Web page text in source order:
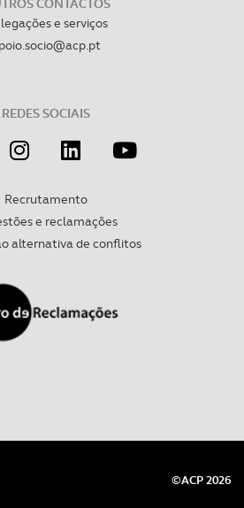
CONTACTOS
e serviços
REDES SOCIAIS
Recrutamento
e reclamações
alternativa de conflitos
©ACP 2026